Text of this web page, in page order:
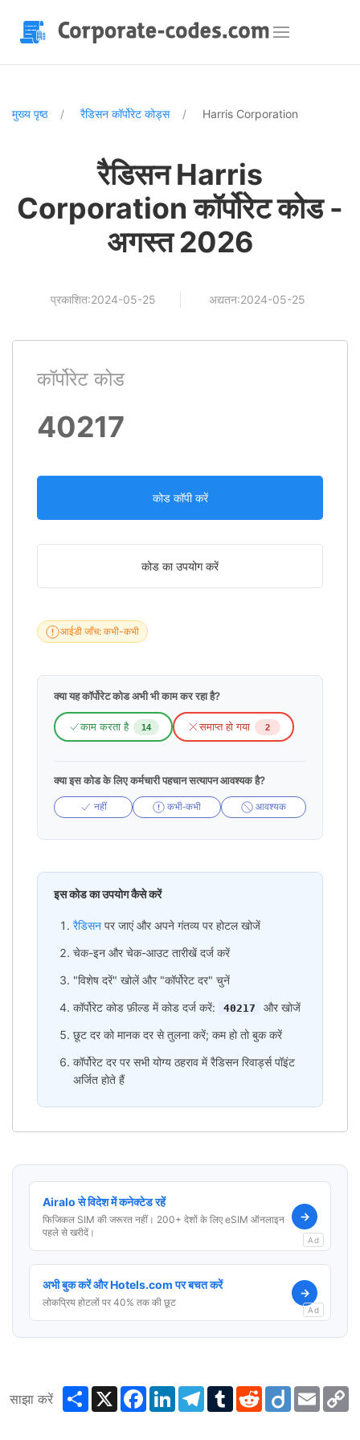
मुख्य पृष्ठ रैडिसन कॉर्पोरेट कोड्स Harris Corporation
रैडिसन Harris
Corporation कॉर्पोरेट कोड -
अगस्त 2026
प्रकाशित:2024-05-25 अद्यतन:2024-05-25
कॉर्पोरेट कोड
40217
कोड कॉपी करें
कोड का उपयोग करें
आईडी जाँच: कभी-कभी
क्या यह कॉर्पोरेट कोड अभी भी काम कर रहा है?
काम करता है 14 समाप्त हो गया 2
क्या इस कोड के लिए कर्मचारी पहचान सत्यापन आवश्यक है?
नहीं कभी-कभी आवश्यक
इस कोड का उपयोग कैसे करें
रैडिसन पर जाएं और अपने गंतव्य पर होटल खोजें
चेक-इन और चेक-आउट तारीखें दर्ज करें
"विशेष दरें" खोलें और "कॉर्पोरेट दर" चुनें
कॉर्पोरेट कोड फ़ील्ड में कोड दर्ज करें:
40217
और खोजें
छूट दर को मानक दर से तुलना करें; कम हो तो बुक करें
कॉर्पोरेट दर पर सभी योग्य ठहराव में रैडिसन रिवार्ड्स पॉइंट
अर्जित होते हैं
Airalo से विदेश में कनेक्टेड रहें
फिजिकल SIM की जरूरत नहीं। 200+ देशों के लिए eSIM ऑनलाइन
पहले से खरीदें।
→
Ad
अभी बुक करें और Hotels.com पर बचत करें
लोकप्रिय होटलों पर 40% तक की छूट
→
Ad
साझा करें ShareX Facebook
LinkedInTelegram
TumblrRedditDiigo Email